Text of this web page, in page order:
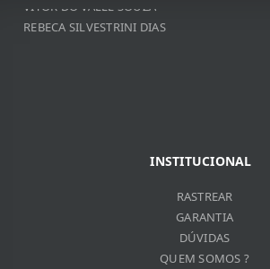
REBECA SILVESTRINI DIAS
INSTITUCIONAL
RASTREAR
GARANTIA
DÚVIDAS
QUEM SOMOS ?